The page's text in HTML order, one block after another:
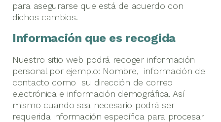
para asegurarse que está de acuerdo con
dichos cambios.
Información que es recogida
Nuestro sitio web podrá recoger información
personal por ejemplo: Nombre, información de
contacto como su dirección de correo
electrónica e información demográfica. Así
mismo cuando sea necesario podrá ser
requerida información específica para procesar